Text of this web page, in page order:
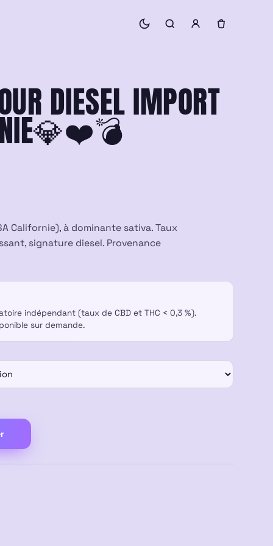
DIESEL IMPORT
Californie), à dominante sativa. Taux
signature diesel. Provenance
indépendant (taux de CBD et THC < 0,3 %).
sur demande.